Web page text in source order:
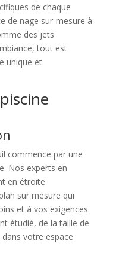
de chaque
de nage sur-mesure à
des jets
tout est
unique et
commence par une
Nos experts en
en étroite
sur mesure qui
et à vos exigences.
étudié, de la taille de
dans votre espace